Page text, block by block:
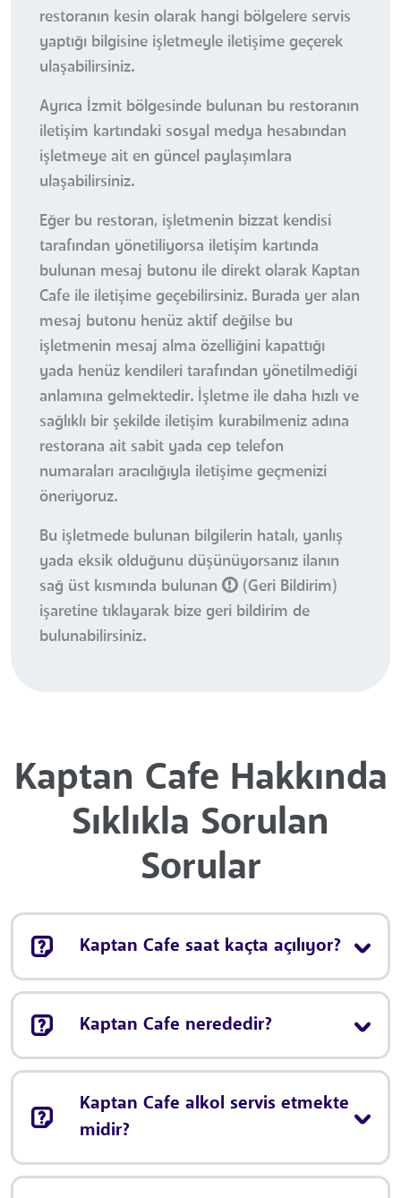
restoranın kesin olarak hangi bölgelere servis
yaptığı bilgisine işletmeyle iletişime geçerek
ulaşabilirsiniz.
Ayrıca İzmit bölgesinde bulunan bu restoranın
iletişim kartındaki sosyal medya hesabından
işletmeye ait en güncel paylaşımlara
ulaşabilirsiniz.
Eğer bu restoran, işletmenin bizzat kendisi
tarafından yönetiliyorsa iletişim kartında
bulunan mesaj butonu ile direkt olarak Kaptan
Cafe ile iletişime geçebilirsiniz. Burada yer alan
mesaj butonu henüz aktif değilse bu
işletmenin mesaj alma özelliğini kapattığı
yada henüz kendileri tarafından yönetilmediği
anlamına gelmektedir. İşletme ile daha hızlı ve
sağlıklı bir şekilde iletişim kurabilmeniz adına
restorana ait sabit yada cep telefon
numaraları aracılığıyla iletişime geçmenizi
öneriyoruz.
Bu işletmede bulunan bilgilerin hatalı, yanlış
yada eksik olduğunu düşünüyorsanız ilanın
sağ üst kısmında bulunan
(Geri Bildirim)
işaretine tıklayarak bize geri bildirim de
bulunabilirsiniz.
Kaptan Cafe Hakkında
Sıklıkla Sorulan
Sorular
Kaptan Cafe saat kaçta açılıyor?
Kaptan Cafe nerededir?
Kaptan Cafe alkol servis etmekte
midir?